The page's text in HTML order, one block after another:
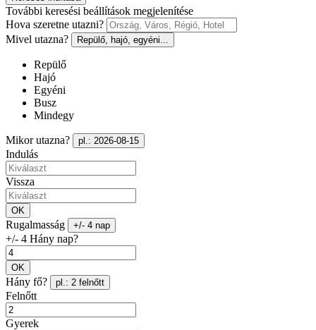
További keresési beállítások megjelenítése
Hova szeretne utazni?
Mivel utazna?
Repülő, hajó, egyéni...
Repülő
Hajó
Egyéni
Busz
Mindegy
Mikor utazna? pl.: 2026-08-15
Indulás
Vissza
OK
Rugalmasság +/- 4 nap
+/- 4 Hány nap?
OK
Hány fő? pl.: 2 felnőtt
Felnőtt
Gyerek